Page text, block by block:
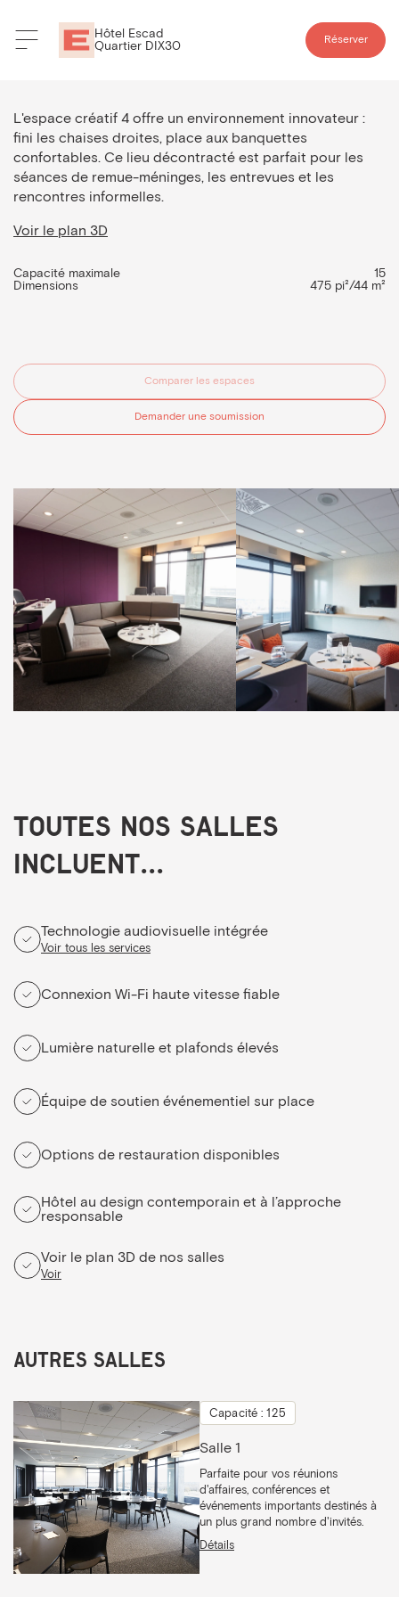
Hôtel Escad
Quartier DIX30
Réserver
L'espace créatif 4 offre un environnement innovateur :
fini les chaises droites, place aux banquettes
confortables. Ce lieu décontracté est parfait pour les
séances de remue-méninges, les entrevues et les
rencontres informelles.
Voir le plan 3D
Capacité maximale
15
Dimensions
475 pi²/44 m²
Comparer les espaces
Demander une soumission
Toutes nos salles
incluent...
Technologie audiovisuelle intégrée
Voir tous les services
Connexion Wi-Fi haute vitesse fiable
Lumière naturelle et plafonds élevés
Équipe de soutien événementiel sur place
Options de restauration disponibles
Hôtel au design contemporain et à l’approche
responsable
Voir le plan 3D de nos salles
Voir
Autres salles
Capacité : 125
Salle 1
Parfaite pour vos réunions
d'affaires, conférences et
événements importants destinés à
un plus grand nombre d'invités.
Détails